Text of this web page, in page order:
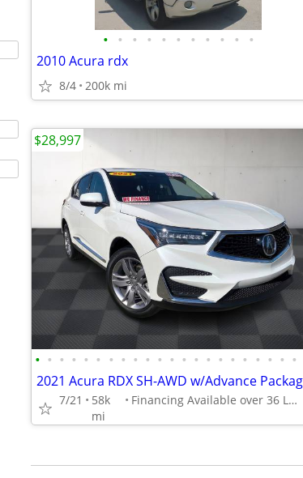
• • • • • • • • • • •
2010 Acura rdx
8/4 200k mi
• • • • • • • • • • • • • • • • • • • • • •
7/21
58k
mi
Financing Available over 36 Lenders
$28,997